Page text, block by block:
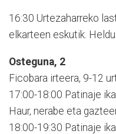
16:30 Urtezaharreko
elkarteen eskutik.
Osteguna, 2
Ficobara irteera, 9-12
17:00-18:00 Patinaje
Haur, nerabe eta
18:00-19:30 Patinaje